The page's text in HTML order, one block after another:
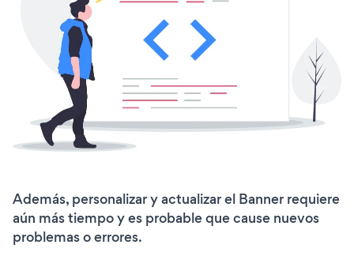
Además, personalizar y actualizar el Banner requiere
aún más tiempo y es probable que cause nuevos
problemas o errores.